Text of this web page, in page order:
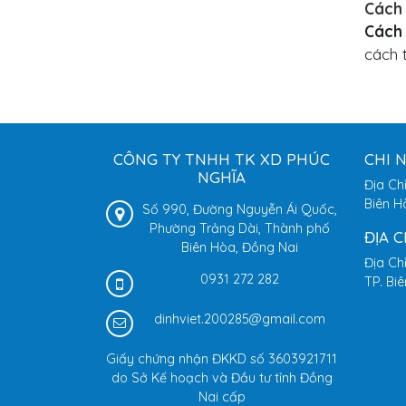
cách
CÔNG TY TNHH TK XD PHÚC
NGHĨA
Số 990, Đường Nguyễn Ái Quốc,
Phường Trảng Dài, Thành phố
Biên Hòa, Đồng Nai
0931 272 282
dinhviet.200285@gmail.com
Giấy chứng nhận ĐKKD số 3603921711
do Sở Kế hoạch và Đầu tư tỉnh Đồng
Nai cấp
CHI
Địa
Biên
ĐỊA
Địa
TP.